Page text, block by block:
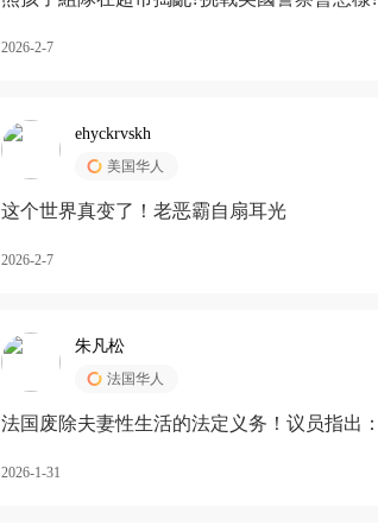
2026-2-7
ehyckrvskh
美国华人
这个世界真变了！老恶霸自扇耳光
2026-2-7
朱凡松
法国华人
法国废除夫妻性生活的法定义务！议员指出
2026-1-31